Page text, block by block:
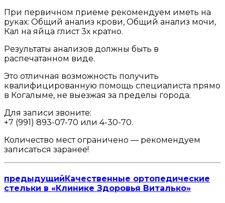
При первичном приеме рекомендуем иметь на
руках: Общий анализ крови, Общий анализ мочи,
Кал на яйца глист 3х кратно.
Результаты анализов должны быть в
распечатанном виде.
Это отличная возможность получить
квалифицированную помощь специалиста прямо
в Когалыме, не выезжая за пределы города.
Для записи звоните:
+7 (991) 893-07-70 или 4-30-70.
Количество мест ограничено — рекомендуем
записаться заранее!
предыдущий Качественные ортопедические
стельки в «Клинике Здоровья Виталько»